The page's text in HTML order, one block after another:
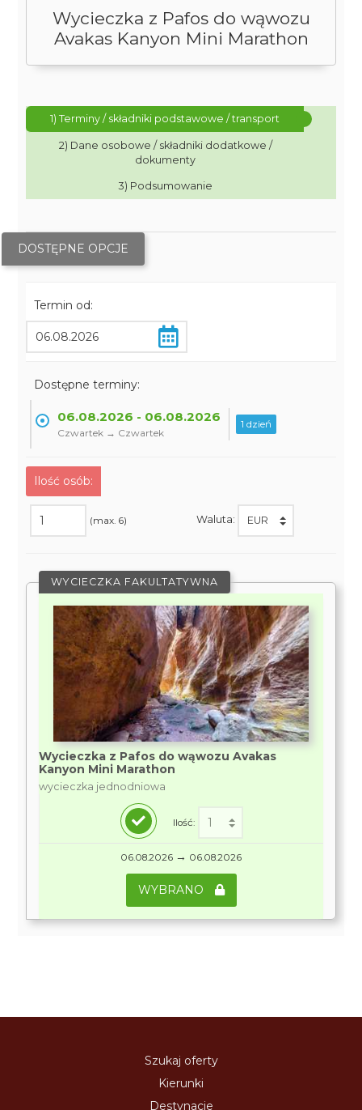
Wycieczka z Pafos do wąwozu
Avakas Kanyon Mini Marathon
1) Terminy / składniki podstawowe / transport
2) Dane osobowe / składniki dodatkowe /
dokumenty
3) Podsumowanie
DOSTĘPNE OPCJE
Termin od:
Dostępne terminy:
06.08.2026 - 06.08.2026
Czwartek → Czwartek
1 dzień
Ilość osób:
(max. 6) Waluta:
WYCIECZKA FAKULTATYWNA
Wycieczka z Pafos do wąwozu Avakas
Kanyon Mini Marathon
wycieczka jednodniowa
Ilość:
06.08.2026 → 06.08.2026
WYBRANO
Szukaj oferty
Kierunki
Destynacje